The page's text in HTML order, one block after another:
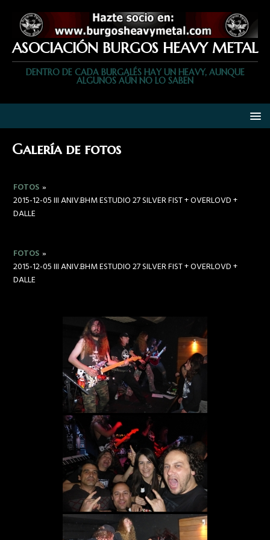
ASOCIACIÓN BURGOS HEAVY METAL
DENTRO DE CADA BURGALÉS HAY UN HEAVY, AUNQUE
ALGUNOS AÚN NO LO SABEN
Galería de fotos
FOTOS »
2015-12-05 III ANIV.BHM ESTUDIO 27 SILVER FIST + OVERLOVD +
DALLE
FOTOS »
2015-12-05 III ANIV.BHM ESTUDIO 27 SILVER FIST + OVERLOVD +
DALLE